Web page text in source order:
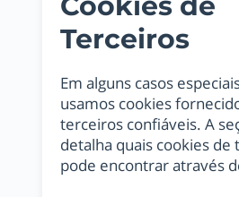
Terceiros
Em alguns casos
usamos cookies
terceiros confiáveis. A
detalha quais cookies de
pode encontrar através